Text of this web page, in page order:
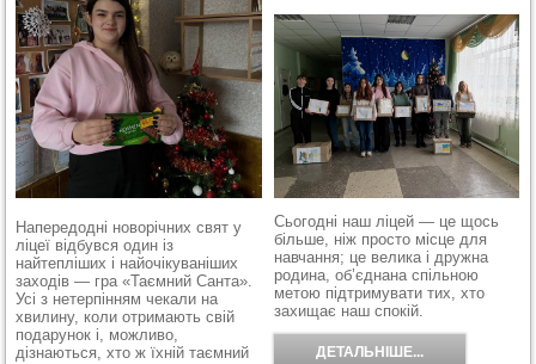
Напередодні новорічних свят у
ліцеї відбувся один із
найтепліших і найочікуваніших
заходів — гра «Таємний Санта».
Усі з нетерпінням чекали на
хвилину, коли отримають свій
подарунок і, можливо,
дізнаються, хто ж їхній таємний
Сьогодні наш ліцей — це щось
більше, ніж просто місце для
навчання; це велика і дружна
родина, об’єднана спільною
метою підтримувати тих, хто
захищає наш спокій.
ДЕТАЛЬНІШЕ...